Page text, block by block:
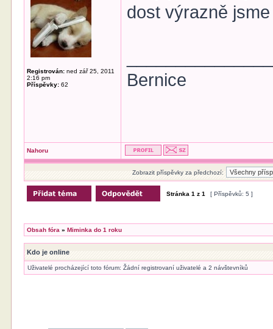
Registrován: ned zář 25, 2011
2:16 pm
Příspěvky: 62
dost výrazně
Bernice
Nahoru
Zobrazit příspěvky za předchozí:
Stránka1 z1 [ Příspěvků: 5 ]
Obsah fóra »Miminka do 1 roku
Kdo je online
Uživatelé procházející toto fórum: Žádní registrovaní uživatelé a 2 návštevníků